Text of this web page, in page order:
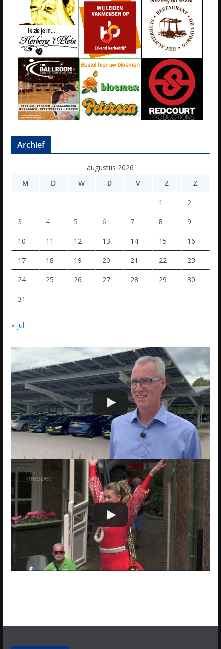
Archief
augustus 2026
M
D W D V Z Z
1 2
3 4 5 6 7 8 9
10 11 12 13 14 15 16
17 18 19 20 21 22 23
24 25 26 27 28 29 30
31
« jul